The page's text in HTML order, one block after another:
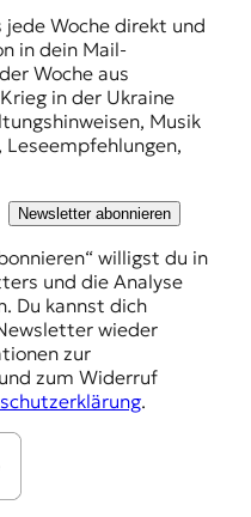
Woche direkt und
in dein Mail-
Woche aus
in der Ukraine
Musik
Leseempfehlungen,
Newsletter abonnieren
willigst du in
und die Analyse
Du kannst dich
wieder
zur
zum Widerruf
.